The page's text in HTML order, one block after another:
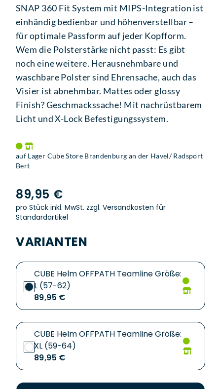
SNAP 360 Fit System mit MIPS-Integration ist
einhändig bedienbar und höhenverstellbar –
für optimale Passform auf jeder Kopfform.
Wem die Polsterstärke nicht passt: Es gibt
noch eine weitere. Herausnehmbare und
waschbare Polster sind Ehrensache, auch das
Visier ist abnehmbar. Mattes oder glossy
Finish? Geschmackssache! Mit nachrüstbarem
Licht und X-Lock Befestigungssystem.
auf Lager Cube Store Brandenburg an der Havel/ Radsport
Bert
89,95 €
pro Stück inkl. MwSt. zzgl. Versandkosten für
Standardartikel
VARIANTEN
CUBE Helm OFFPATH Teamline Größe:
L (57-62)
89,95 €
CUBE Helm OFFPATH Teamline Größe:
XL (59-64)
89,95 €